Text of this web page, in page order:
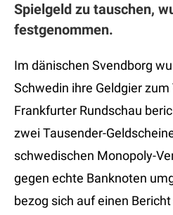
Spielgeld zu tauschen,
festgenommen.
Im dänischen Svendborg
Schwedin ihre Geldgier
Frankfurter Rundschau
zwei Tausender-
schwedischen Monopoly-
gegen echte Banknoten
bezog sich auf einen